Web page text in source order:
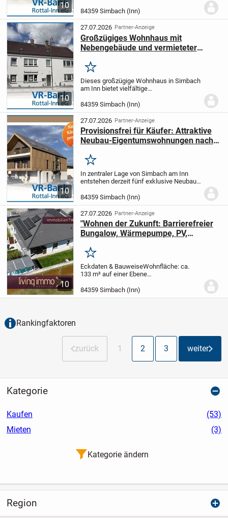
10
Massivbauweise eine ideale Grundlage
für alle, die ein Zuhause mit viel Platz und
Entwicklungspotenzial...
84359 Simbach (Inn)
10
27.07.2026 Partner-Anzeige
Großzügiges Wohnhaus mit
Nebengebäude und vermieteter
Merken
Dieses großzügige Wohnhaus in Simbach
am Inn bietet vielfältige
- ideal für Eigennutzer,
Mehrgenerationenwohnen oder
Kapitalanleger. Das im Jahr um ca. 1860
in...
84359 Simbach (Inn)
10
27.07.2026 Partner-Anzeige
Provisionsfrei für Käufer: Attraktive
Neubau-Eigentumswohnungen nach
Merken
In zentraler Lage von Simbach am Inn
entstehen derzeit fünf exklusive Neubau-
Standard.Kurzüberblick:
Massivbauweise mit fünf Wohneinheiten
(verteilt auf...
84359 Simbach (Inn)
10
27.07.2026 Partner-Anzeige
"Wohnen der Zukunft: Barrierefreier
Bungalow, Wärmepumpe, PV,
Merken
Eckdaten & BauweiseWohnfläche: ca.
133 m² auf einer Ebene
ruhiger Lage mit hohem
Sichtschutz.Zimmer: 3 Zimmer (davon 2
84359 Simbach (Inn)
Rankingfaktoren
zurück 1 2 3 weiter
Kategorie
Kaufen
(53)
Mieten
(3)
Kategorie ändern
Region